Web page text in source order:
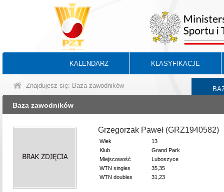
KALENDARZ KLASYFIKACJE
Znajdujesz się: Baza zawodników
Baza zawodników
Grzegorzak Paweł (GRZ1940582)
Wiek
13
Klub
Grand Park
Miejscowość
Luboszyce
WTN singles
35,35
WTN doubles
31,23